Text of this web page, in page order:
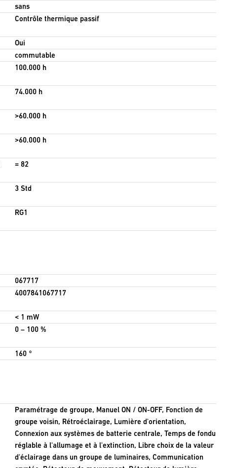
sans
Contrôle thermique passif
Oui
commutable
100.000 h
74.000 h
>60.000 h
>60.000 h
= 82
3 Std
RG1
067717
4007841067717
< 1 mW
0 – 100 %
160 °
Paramétrage de groupe, Manuel ON / ON-OFF, Fonction de
groupe voisin, Rétroéclairage, Lumière d'orientation,
Connexion aux systèmes de batterie centrale, Temps de fondu
réglable à l'allumage et à l'extinction, Libre choix de la valeur
d'éclairage dans un groupe de luminaires, Communication